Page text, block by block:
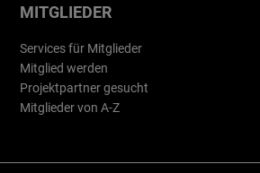
MITGLIEDER
Services für Mitglieder
Mitglied werden
Projektpartner gesucht
Mitglieder von A-Z